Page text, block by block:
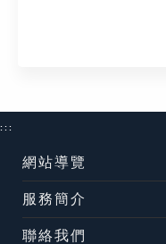
:::
網站導覽
服務簡介
聯絡我們